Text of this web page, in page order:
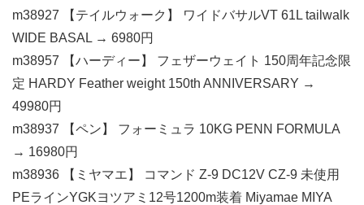
m38927 【テイルウォーク】 ワイドバサルVT 61L tailwalk
WIDE BASAL → 6980円
m38957 【ハーディー】 フェザーウェイト 150周年記念限
定 HARDY Feather weight 150th ANNIVERSARY →
49980円
m38937 【ペン】 フォーミュラ 10KG PENN FORMULA
→ 16980円
m38936 【ミヤマエ】 コマンド Z-9 DC12V CZ-9 未使用
PEラインYGKヨツアミ12号1200m装着 Miyamae MIYA